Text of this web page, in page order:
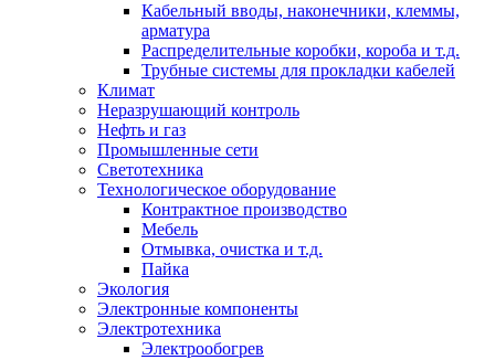
Кабельный вводы, наконечники, клеммы,
арматура
Распределительные коробки, короба и т.д.
Трубные системы для прокладки кабелей
Климат
Неразрушающий контроль
Нефть и газ
Промышленные сети
Светотехника
Технологическое оборудование
Контрактное производство
Мебель
Отмывка, очистка и т.д.
Пайка
Экология
Электронные компоненты
Электротехника
Электрообогрев